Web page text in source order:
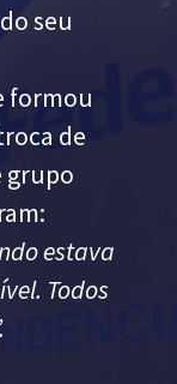
seu
formou
de
grupo
estava
Todos